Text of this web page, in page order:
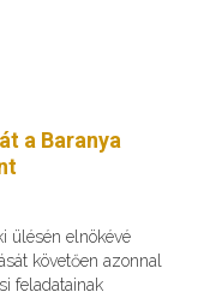
a Baranya
ülésén elnökévé
követően azonnal
feladatainak